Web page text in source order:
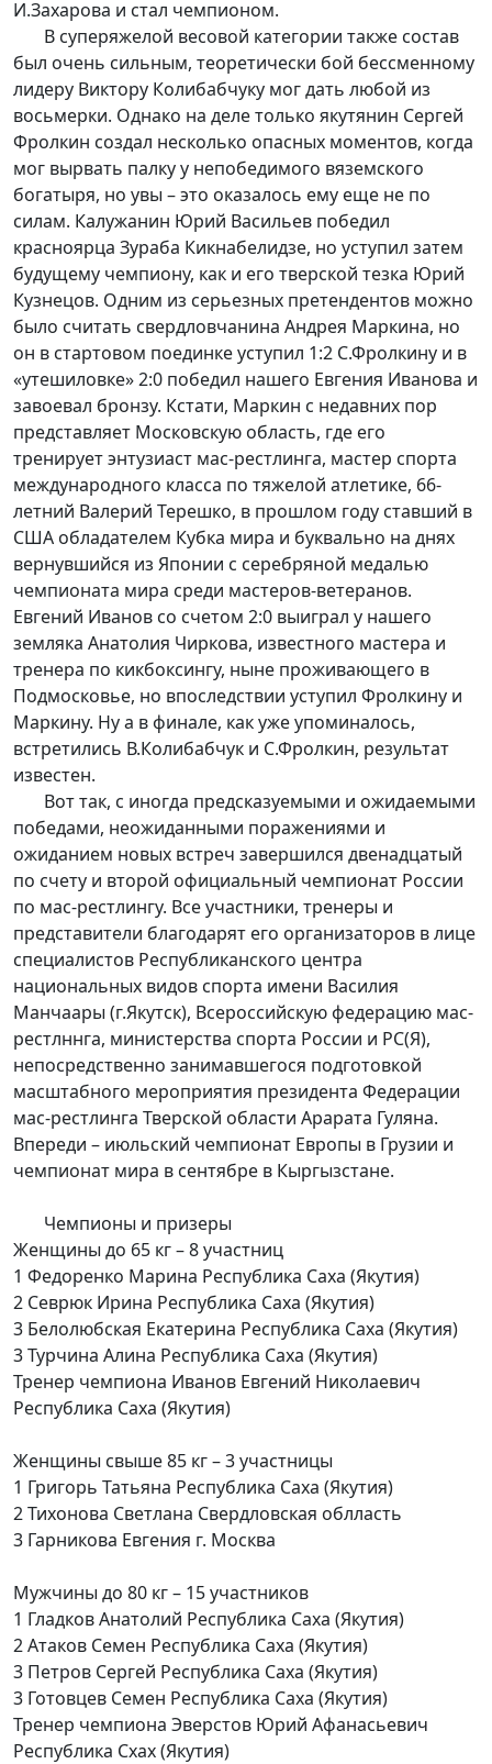
И.Захарова и стал чемпионом.
В суперяжелой весовой категории также состав
был очень сильным, теоретически бой бессменному
лидеру Виктору Колибабчуку мог дать любой из
восьмерки. Однако на деле только якутянин Сергей
Фролкин создал несколько опасных моментов, когда
мог вырвать палку у непобедимого вяземского
богатыря, но увы – это оказалось ему еще не по
силам. Калужанин Юрий Васильев победил
красноярца Зураба Кикнабелидзе, но уступил затем
будущему чемпиону, как и его тверской тезка Юрий
Кузнецов. Одним из серьезных претендентов можно
было считать свердловчанина Андрея Маркина, но
он в стартовом поединке уступил 1:2 С.Фролкину и в
«утешиловке» 2:0 победил нашего Евгения Иванова и
завоевал бронзу. Кстати, Маркин с недавних пор
представляет Московскую область, где его
тренирует энтузиаст мас-рестлинга, мастер спорта
международного класса по тяжелой атлетике, 66-
летний Валерий Терешко, в прошлом году ставший в
США обладателем Кубка мира и буквально на днях
вернувшийся из Японии с серебряной медалью
чемпионата мира среди мастеров-ветеранов.
Евгений Иванов со счетом 2:0 выиграл у нашего
земляка Анатолия Чиркова, известного мастера и
тренера по кикбоксингу, ныне проживающего в
Подмосковье, но впоследствии уступил Фролкину и
Маркину. Ну а в финале, как уже упоминалось,
встретились В.Колибабчук и С.Фролкин, результат
известен.
Вот так, с иногда предсказуемыми и ожидаемыми
победами, неожиданными поражениями и
ожиданием новых встреч завершился двенадцатый
по счету и второй официальный чемпионат России
по мас-рестлингу. Все участники, тренеры и
представители благодарят его организаторов в лице
специалистов Республиканского центра
национальных видов спорта имени Василия
Манчаары (г.Якутск), Всероссийскую федерацию мас-
рестлннга, министерства спорта России и РС(Я),
непосредственно занимавшегося подготовкой
масштабного мероприятия президента Федерации
мас-рестлинга Тверской области Арарата Гуляна.
Впереди – июльский чемпионат Европы в Грузии и
чемпионат мира в сентябре в Кыргызстане.
Чемпионы и призеры
Женщины до 65 кг – 8 участниц
1 Федоренко Марина Республика Саха (Якутия)
2 Севрюк Ирина Республика Саха (Якутия)
3 Белолюбская Екатерина Республика Саха (Якутия)
3 Турчина Алина Республика Саха (Якутия)
Тренер чемпиона Иванов Евгений Николаевич
Республика Саха (Якутия)
Женщины свыше 85 кг – 3 участницы
1 Григорь Татьяна Республика Саха (Якутия)
2 Тихонова Светлана Свердловская облласть
3 Гарникова Евгения г. Москва
Мужчины до 80 кг – 15 участников
1 Гладков Анатолий Республика Саха (Якутия)
2 Атаков Семен Республика Саха (Якутия)
3 Петров Сергей Республика Саха (Якутия)
3 Готовцев Семен Республика Саха (Якутия)
Тренер чемпиона Эверстов Юрий Афанасьевич
Республика Схах (Якутия)